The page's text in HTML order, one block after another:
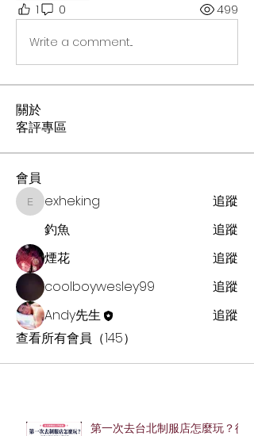
1 0 499
Write a comment...
關於
客評專區
會員
exheking
exheking
追蹤
釣魚
追蹤
煙花
追蹤
coolboywesley99
追蹤
Andy先生
追蹤
查看所有會員（145）
第一次去台北制服店怎麼玩？從